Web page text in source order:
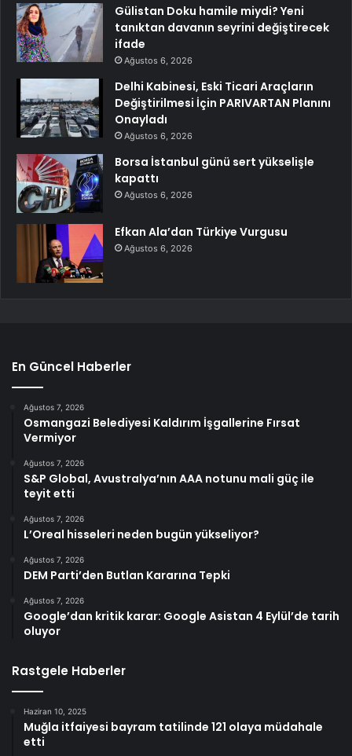
Gülistan Doku hamile miydi? Yeni
tanıktan davanın seyrini değiştirecek
ifade
Ağustos 6, 2026
Delhi Kabinesi, Eski Ticari Araçların
Değiştirilmesi İçin PARIVARTAN Planını
Onayladı
Ağustos 6, 2026
Borsa İstanbul günü sert yükselişle
kapattı
Ağustos 6, 2026
Efkan Ala’dan Türkiye Vurgusu
Ağustos 6, 2026
En Güncel Haberler
Ağustos 7, 2026
Osmangazi Belediyesi Kaldırım İşgallerine Fırsat
Vermiyor
Ağustos 7, 2026
S&P Global, Avustralya’nın AAA notunu mali güç ile
teyit etti
Ağustos 7, 2026
L’Oreal hisseleri neden bugün yükseliyor?
Ağustos 7, 2026
DEM Parti’den Butlan Kararına Tepki
Ağustos 7, 2026
Google’dan kritik karar: Google Asistan 4 Eylül’de tarih
oluyor
Rastgele Haberler
Haziran 10, 2025
Muğla itfaiyesi bayram tatilinde 121 olaya müdahale
etti